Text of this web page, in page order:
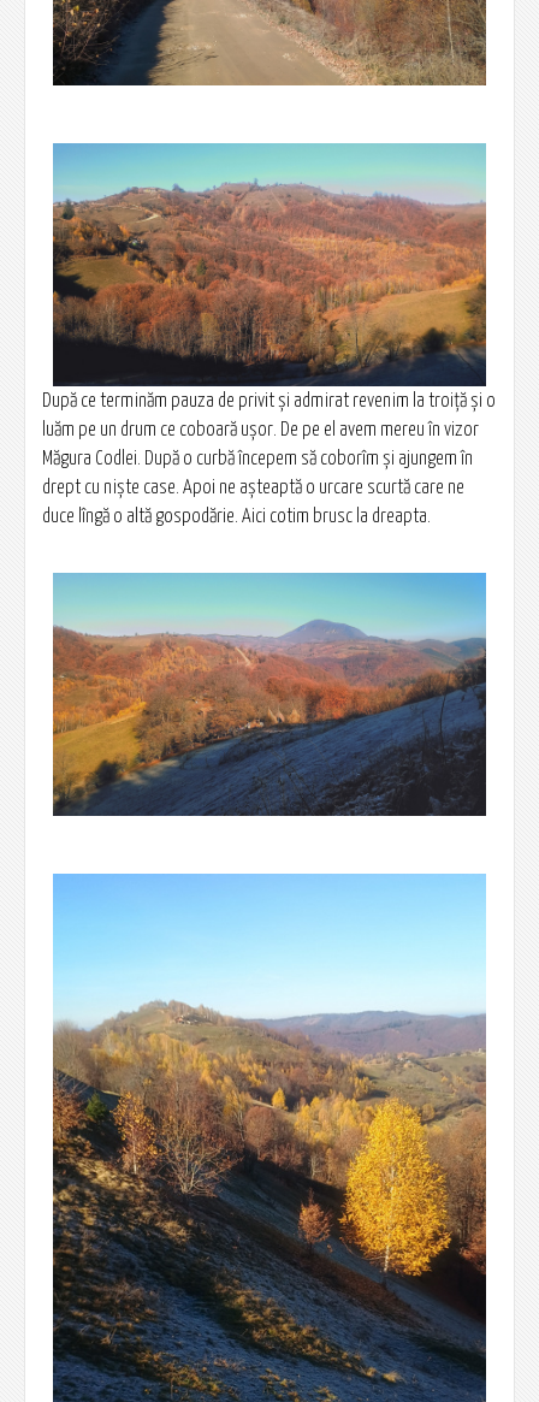
După ce terminăm pauza de privit și admirat revenim la troiță și o
luăm pe un drum ce coboară ușor. De pe el avem mereu în vizor
Măgura Codlei. După o curbă începem să coborîm și ajungem în
drept cu niște case. Apoi ne așteaptă o urcare scurtă care ne
duce lîngă o altă gospodărie. Aici cotim brusc la dreapta.